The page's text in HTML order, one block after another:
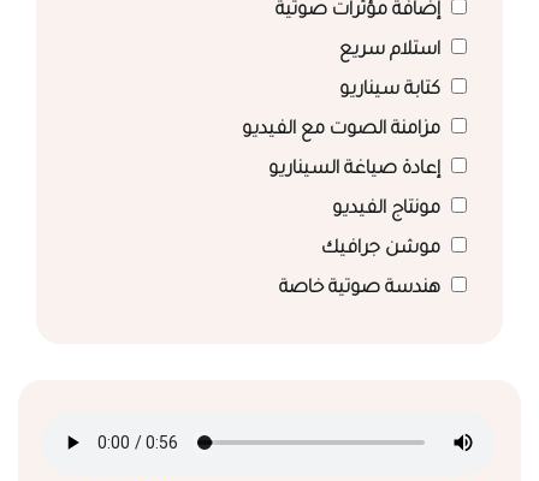
إضافة مؤثرات صوتية
استلام سريع
كتابة سيناريو
مزامنة الصوت مع الفيديو
إعادة صياغة السيناريو
مونتاج الفيديو
موشن جرافيك
هندسة صوتية خاصة